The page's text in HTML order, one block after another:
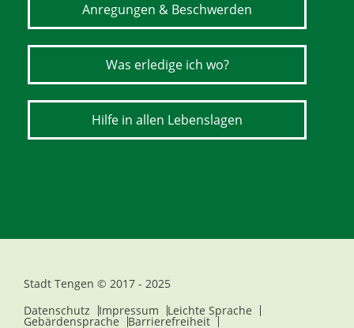
Anregungen & Beschwerden
Was erledige ich wo?
Hilfe in allen Lebenslagen
Stadt Tengen © 2017 - 2025
Datenschutz
Impressum Leichte Sprache
Gebärdensprache Barrierefreiheit